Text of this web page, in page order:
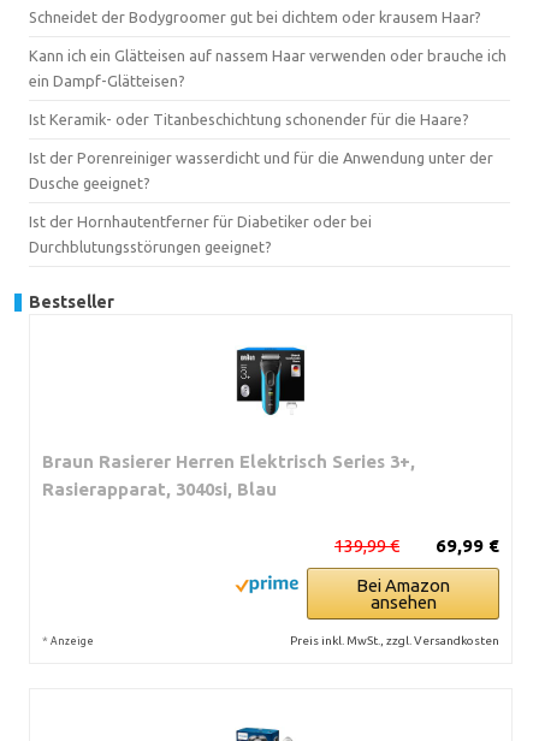
Schneidet der Bodygroomer gut bei dichtem oder krausem Haar?
Kann ich ein Glätteisen auf nassem Haar verwenden oder brauche ich
ein Dampf-Glätteisen?
Ist Keramik- oder Titanbeschichtung schonender für die Haare?
Ist der Porenreiniger wasserdicht und für die Anwendung unter der
Dusche geeignet?
Ist der Hornhautentferner für Diabetiker oder bei
Durchblutungsstörungen geeignet?
Bestseller
Braun Rasierer Herren Elektrisch Series 3+,
Rasierapparat, 3040si, Blau
69,99 €
139,99 €
Bei Amazon
ansehen
* Anzeige Preis inkl. MwSt., zzgl. Versandkosten